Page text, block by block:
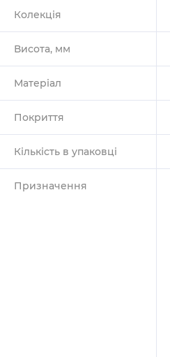
Колекція
Висота, мм
Матеріал
Покриття
Кількість в упаковці
Призначення